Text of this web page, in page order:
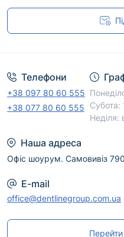
Телефони
+38 097 80 60 555
+38 077 80 60 555
Субота:
Неділя:
Наша адреса
Офіс шоурум. Самовивіз
E-mail
office@dentlinegroup.com.ua
Перейти